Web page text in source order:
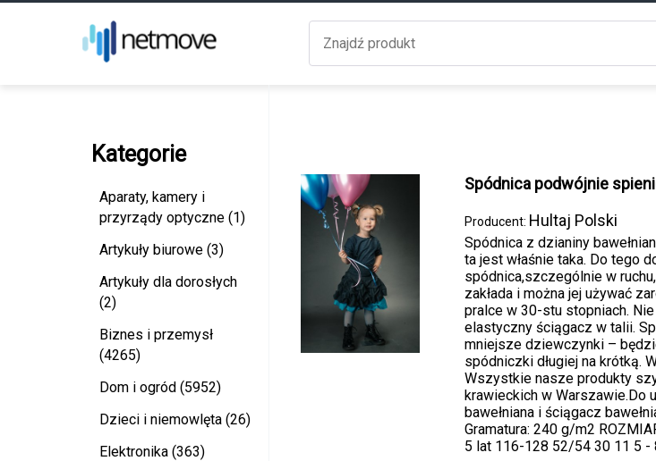
Kategorie
Aparaty, kamery i
przyrządy optyczne (1)
Artykuły biurowe (3)
Artykuły dla dorosłych
(2)
Biznes i przemysł
(4265)
Dom i ogród (5952)
Dzieci i niemowlęta (26)
Elektronika (363)
Spódnica podwójnie
Producent: Hultaj Polski
Spódnica z dzianiny
ta jest właśnie taka. Do tego
spódnica,szczególnie w
zakłada i można jej używać
pralce w 30-stu stopniach.
elastyczny ściągacz w talii.
mniejsze dziewczynki –
spódniczki długiej na krótką.
Wszystkie nasze produkty
krawieckich w Warszawie.Do
bawełniana i ściągacz
Gramatura: 240 g/m2
5 lat 116-128 52/54 30 11 5